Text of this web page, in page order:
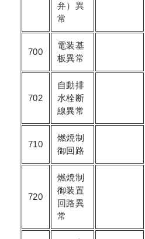
弁）異
常
700
電装基
板異常
702
自動排
水栓断
線異常
710
燃焼制
御回路
720
燃焼制
御装置
回路異
常